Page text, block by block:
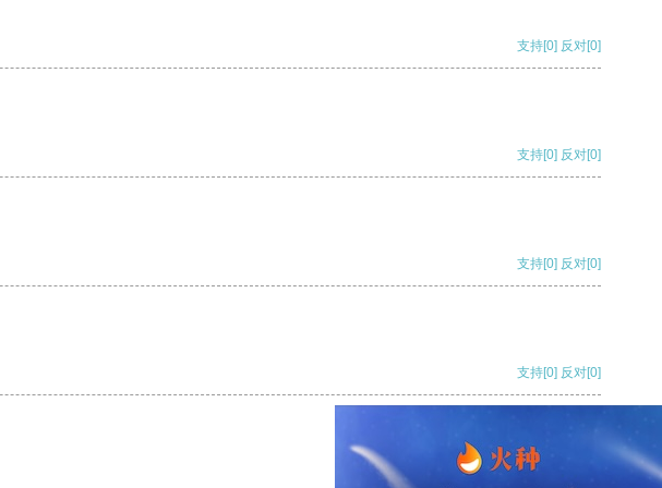
支持[0] 反对[0]
支持[0] 反对[0]
支持[0] 反对[0]
支持[0] 反对[0]